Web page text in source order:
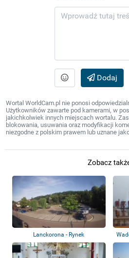
Dodaj
Wortal WorldCam.pl nie ponosi
Użytkowników zawarte pod kamerami, w
jakichkolwiek innych miejscach wortalu.
blokowania, usuwania oraz modyfikacji
niezgodne z polskim prawem lub uznane
Zobacz
Lanckorona - Rynek